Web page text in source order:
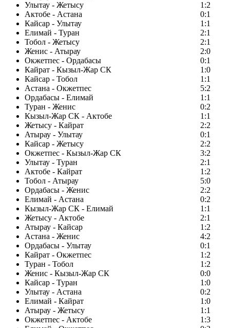
Улытау - Жетысу
1:2
Актобе - Астана
0:1
Кайсар - Улытау
1:1
Елимай - Туран
2:1
Тобол - Жетысу
2:1
Женис - Атырау
2:0
Окжетпес - Ордабасы
0:1
Кайрат - Кызыл-Жар СК
1:0
Кайсар - Тобол
1:1
Астана - Окжетпес
5:2
Ордабасы - Елимай
1:1
Туран - Женис
0:2
Кызыл-Жар СК - Актобе
1:1
Жетысу - Кайрат
2:2
Атырау - Улытау
0:1
Кайсар - Жетысу
2:2
Окжетпес - Кызыл-Жар СК
3:2
Улытау - Туран
2:1
Актобе - Кайрат
1:2
Тобол - Атырау
5:0
Ордабасы - Женис
2:2
Елимай - Астана
0:2
Кызыл-Жар СК - Елимай
1:1
Жетысу - Актобе
2:1
Атырау - Кайсар
1:2
Астана - Женис
4:2
Ордабасы - Улытау
0:1
Кайрат - Окжетпес
1:2
Туран - Тобол
1:2
Женис - Кызыл-Жар СК
0:0
Кайсар - Туран
1:0
Улытау - Астана
0:2
Елимай - Кайрат
1:0
Атырау - Жетысу
1:1
Окжетпес - Актобе
1:3